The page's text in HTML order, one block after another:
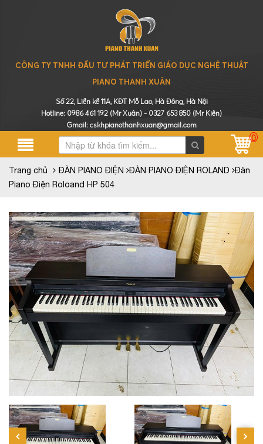
CÔNG TY TNHH ĐẦU TƯ PHÁT TRIỂN GIÁO DỤC NGHỆ THUẬT
PIANO THANH XUÂN
Số 22, Liền kề 11A, KĐT Mỗ Lao, Hà Đông, Hà Nội
Hotline: 0986 461 192 (Mr Xuân) - 0327 653 850 (Mr Kiên)
Gmail: cskhpianothanhxuan@gmail.com
0
Trang chủ ĐÀN PIANO ĐIỆN ĐÀN PIANO ĐIỆN ROLAND
Đàn
Piano Điện Roloand HP 504